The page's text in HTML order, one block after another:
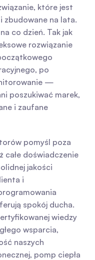
które jest
zbudowane na lata.
co dzień. Tak jak
rozwiązanie
po
—
poszukiwać marek,
i zaufane
pomyśl poza
całe doświadczenie
jakości
i
spokój ducha.
wiedzy
wsparcia,
naszych
pomp ciepła